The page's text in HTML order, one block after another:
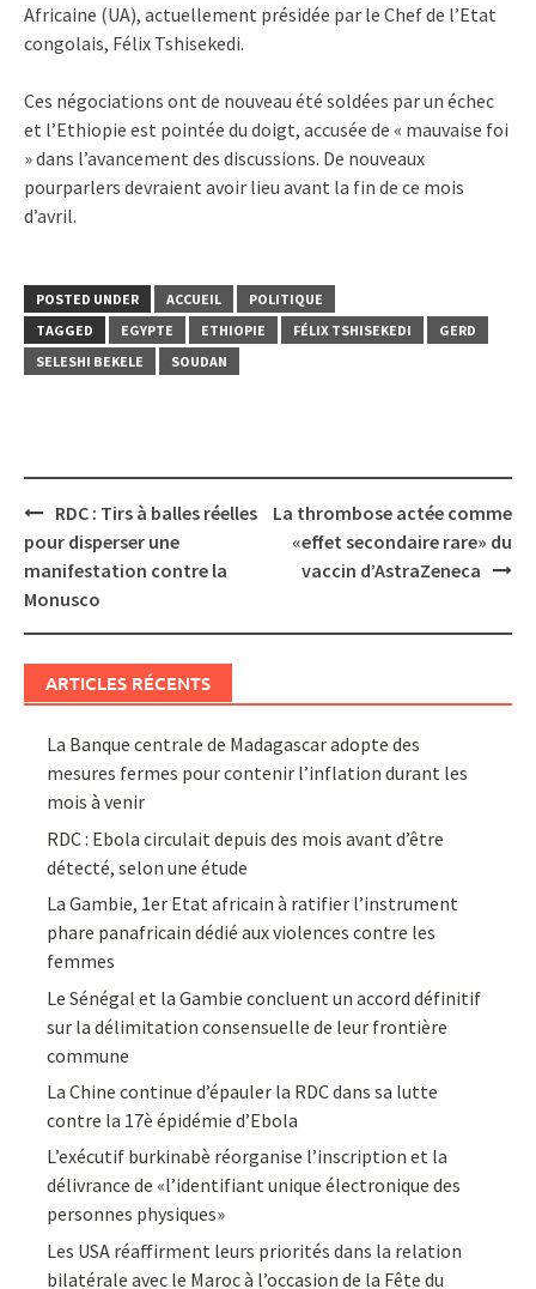
Africaine (UA), actuellement présidée par le Chef de l’Etat
congolais, Félix Tshisekedi.
Ces négociations ont de nouveau été soldées par un échec
et l’Ethiopie est pointée du doigt, accusée de « mauvaise foi
» dans l’avancement des discussions. De nouveaux
pourparlers devraient avoir lieu avant la fin de ce mois
d’avril.
POSTED UNDER ACCUEIL
POLITIQUE
TAGGED
EGYPTE ETHIOPIE FÉLIX TSHISEKEDI
GERD
SELESHI BEKELE
SOUDAN
Post
navigation
RDC : Tirs à balles réelles
pour disperser une
manifestation contre la
Monusco
La thrombose actée comme
«effet secondaire rare» du
vaccin d’AstraZeneca
ARTICLES RÉCENTS
La Banque centrale de Madagascar adopte des
mesures fermes pour contenir l’inflation durant les
mois à venir
RDC : Ebola circulait depuis des mois avant d’être
détecté, selon une étude
La Gambie, 1er Etat africain à ratifier l’instrument
phare panafricain dédié aux violences contre les
femmes
Le Sénégal et la Gambie concluent un accord définitif
sur la délimitation consensuelle de leur frontière
commune
La Chine continue d’épauler la RDC dans sa lutte
contre la 17è épidémie d’Ebola
L’exécutif burkinabè réorganise l’inscription et la
délivrance de «l’identifiant unique électronique des
personnes physiques»
Les USA réaffirment leurs priorités dans la relation
bilatérale avec le Maroc à l’occasion de la Fête du